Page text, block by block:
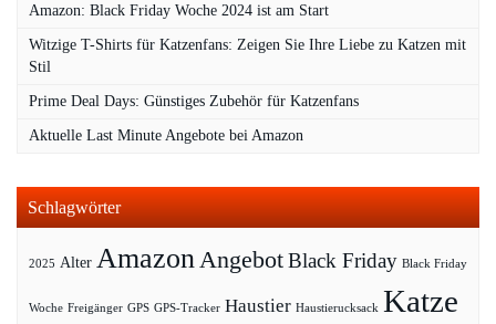
Amazon: Black Friday Woche 2024 ist am Start
Witzige T-Shirts für Katzenfans: Zeigen Sie Ihre Liebe zu Katzen mit
Stil
Prime Deal Days: Günstiges Zubehör für Katzenfans
Aktuelle Last Minute Angebote bei Amazon
Schlagwörter
2025 Alter Amazon AngebotBlack Friday Black Friday
Woche Freigänger GPS GPS-Tracker Haustier Haustierucksack Katze